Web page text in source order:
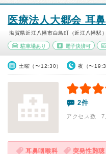
医療法人大郷会 耳
滋賀県近江八幡市白鳥町（近江八幡駅）
駐車場あり 電子決済可
土曜（〜12:30） 夜（〜
2件
アクセス数 7
耳鼻咽喉科 突発性難聴